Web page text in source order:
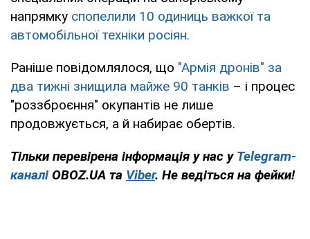
напрямку спопелили 10 одиниць важкої та
автомобільної техніки росіян.
Раніше повідомлялося, що "Армія дронів" за
два тижні знищила майже 90 танків – і процес
"роззброєння" окупантів не лише
продовжується, а й набирає обертів.
Тільки перевірена інформація у нас у Telegram-
каналі OBOZ.UA та Viber. Не ведіться на фейки!